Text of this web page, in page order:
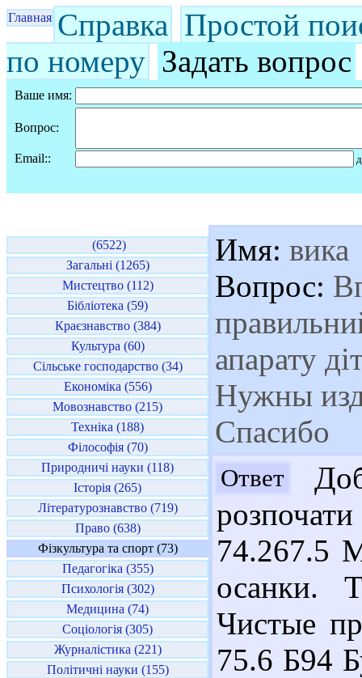
Главная Справка Простой
по номеру Задать вопрос
Ваше имя:
Вопрос:
Email::
(6522)
Загальні (1265)
Мистецтво (112)
Бібліотека (59)
Краєзнавство (384)
Культура (60)
Сільське господарство (34)
Економіка (556)
Мовознавство (215)
Техніка (188)
Філософія (70)
Природничі науки (118)
Історія (265)
Літературознавство (719)
Право (638)
Фізкультура та спорт (73)
Педагогіка (355)
Психологія (302)
Медицина (74)
Соціологія (305)
Журналістика (221)
Політичні науки (155)
Имя: вика
Вопрос:
апарату
Нужны
Спасибо
Ответ
74.267.5
осанки.
Чистые
75.6 Б94